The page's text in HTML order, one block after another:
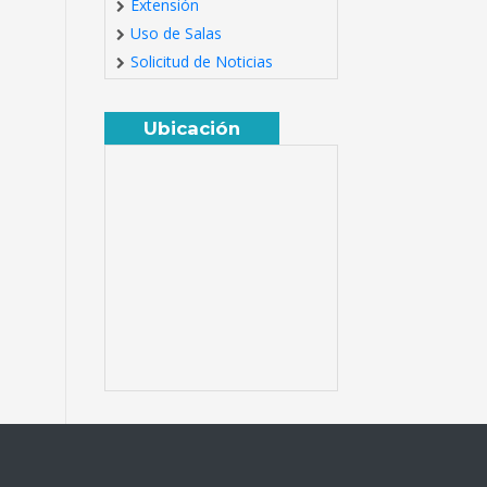
Extensión
Uso de Salas
Solicitud de Noticias
Ubicación